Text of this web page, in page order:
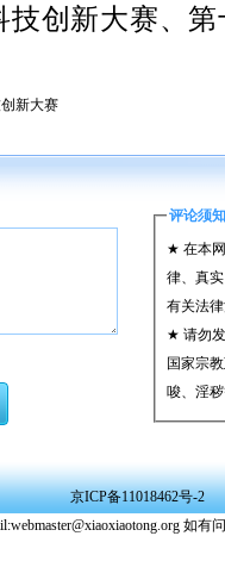
创新大赛、
新大赛
评论须知
★ 在本
律、真
有关法
★ 请勿
国家宗
唆、淫
★ 承担
★ 在本
转载、
★ 参与
京ICP备11018462号-2
如